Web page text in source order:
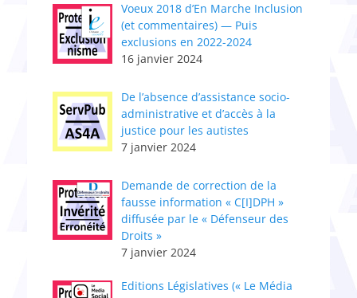
Voeux 2018 d’En Marche Inclusion
(et commentaires) — Puis
exclusions en 2022-2024
16 janvier 2024
De l’absence d’assistance socio-
administrative et d’accès à la
justice pour les autistes
7 janvier 2024
Demande de correction de la
fausse information « C[I]DPH »
diffusée par le « Défenseur des
Droits »
7 janvier 2024
Editions Législatives (« Le Média